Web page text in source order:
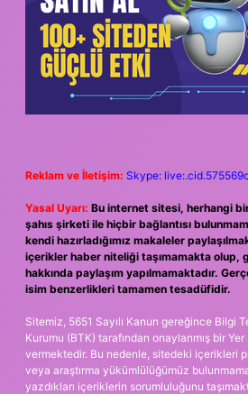
Reklam ve İletişim: Skype:
Yasal Uyarı: Bu internet sitesi, herhangi
şahıs şirketi ile hiçbir bağlantısı
kendi hazırladığımız makaleler
içerikler haber niteliği taşımamakta olup,
hakkında paylaşım yapılmamaktadır.
isim benzerlikleri tamamen tesadüfidir.
Sitemiz, 5651 Sayılı Kanun gereğince Bilgi
Kurumu (BTK) tarafından onaylanmış bir
vermektedir. Bu nedenle, sitedeki içerikleri
veya araştırma yükümlülüğümüz
yazdıkları içeriklerin sorumluluğunu